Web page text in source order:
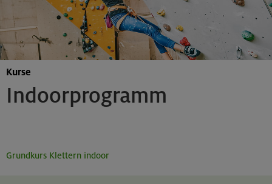
Indoorprogramm
Kurse
Grundkurs Klettern indoor